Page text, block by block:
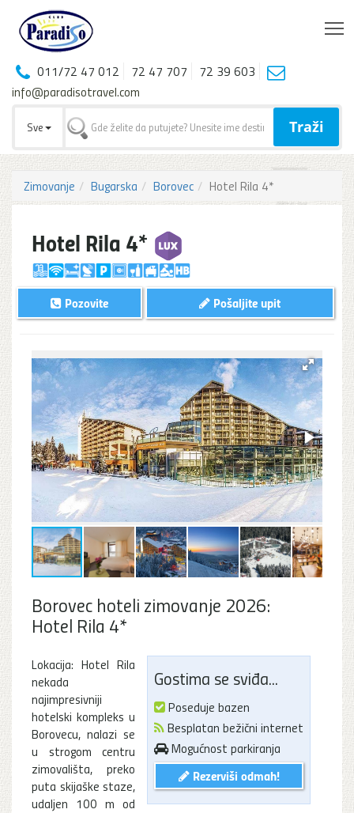
011/72 47 012 72 47 707
72 39 603
info@paradisotravel.com
Sve Traži
Zimovanje Bugarska Borovec Hotel Rila 4*
Hotel Rila 4*
Pošaljite upit
Pozovite
Borovec hoteli zimovanje 2026:
Hotel Rila 4*
Gostima se sviđa...
Poseduje bazen
Besplatan bežični internet
Mogućnost parkiranja
Rezerviši odmah!
Lokacija: Hotel Rila
nekada
najimpresivniji
hotelski kompleks u
Borovecu, nalazi se
u strogom centru
zimovališta, preko
puta skijaške staze,
udaljen 100 m od